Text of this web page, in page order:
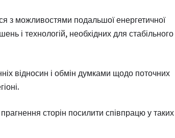
з можливостями подальшої енергетичної
і технологій, необхідних для стабільного
відносин і обмін думками щодо поточних
сторін посилити співпрацю у таких